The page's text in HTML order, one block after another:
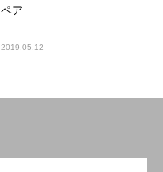
ペア
2019.05.12